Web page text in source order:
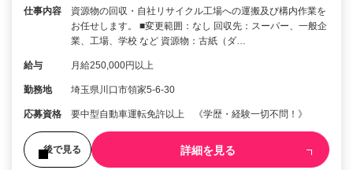
仕事内容
資源物の回収・自社リサイクル工場への運搬及び構内作業を
お任せします。 ■変更範囲：なし 回収先：スーパー、一般企
業、工場、学校 など 資源物：古紙（ダ…
給与 月給250,000円以上
勤務地 埼玉県川口市領家5-6-30
応募資格 要中型自動車運転免許以上 《学歴・経験一切不問！》
後で見る 詳細を見る